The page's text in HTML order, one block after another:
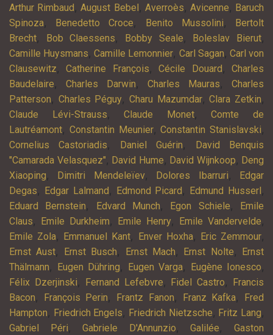
Arthur Rimbaud ,August Bebel , Averroès, Avicenne, Baruch
Spinoza, Benedetto Croce, Benito Mussolini,
Bertolt
Brecht, Bob Claessens, Bobby Seale, Boleslav Bierut,
Camille Huysmans,Camille Lemonnier, Carl Sagan, Carl von
Clausewitz,Catherine François,Cécile Douard ,Charles
Baudelaire, Charles Darwin, Charles Mauras, Charles
Patterson, Charles Péguy,Charu Mazumdar,Clara Zetkin,
Claude Lévi-Strauss,Claude Monet,Comte de
Lautréamont, Constantin Meunier,Constantin Stanislavski,
Cornelius Castoriadis, Daniel Guérin,
David Benquis
"Camarada Velasquez", David Hume, David Wijnkoop, Deng
Xiaoping, Dimitri Mendeleïev, Dolores Ibarruri,
Edgar
Degas, Edgar Lalmand , Edmond Picard , Edmund Husserl ,
Eduard Bernstein, Edvard Munch, Egon Schiele,
Emile
Claus, Emile Durkheim, Emile Henry, Emile Vandervelde,
Emile Zola, Emmanuel Kant, Enver Hoxha, Eric Zemmour,
Ernst Aust, Ernst Busch, Ernst Mach, Ernst Nolte,
Ernst
Thälmann, Eugen Dühring, Eugen Varga, Eugène Ionesco,
Félix Dzerjinski, Fernand Lefebvre, Fidel Castro,
Francis
Bacon, François Perin, Frantz Fanon, Franz Kafka,
Fred
Hampton, Friedrich Engels, Friedrich Nietzsche, Fritz Lang,
Gabriel Péri,Gabriele D'Annunzio,Galilée,Gaston